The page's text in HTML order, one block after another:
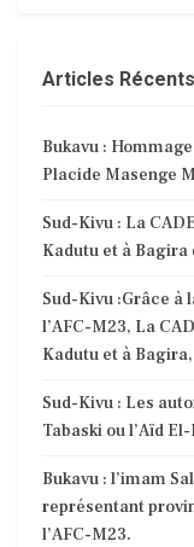
Articles Récents
Bukavu :
Placide Masenge
Sud-Kivu : La
Kadutu et à Bagira
Sud-Kivu :Grâce à
l’AFC-M23, La
Kadutu et à
Sud-Kivu : Les
Tabaski ou l’Aïd
Bukavu : l’imam
représentant
l’AFC-M23.